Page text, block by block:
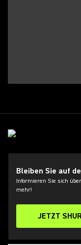
Bleiben Sie auf
Informieren Sie sich
mehr!
JETZT